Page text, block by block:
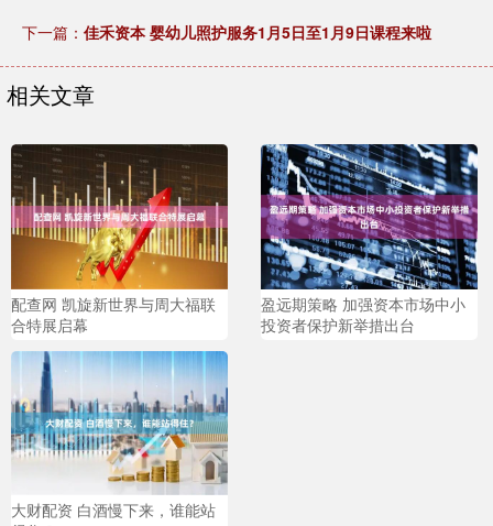
下一篇： 佳禾资本 婴幼儿照护服务1月5日至1月9日课程来啦
相关文章
配查网 凯旋新世界与周大福联
合特展启幕
盈远期策略 加强资本市场中小
投资者保护新举措出台
大财配资 白酒慢下来，谁能站